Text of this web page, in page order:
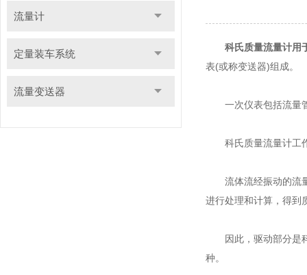
流量计
定量装车系统
流量变送器
科氏质量流量计用
表(或称变送器)组成。
一次仪表包括流量管
科氏质量流量计工作
流体流经振动的流量
进行处理和计算，得到
因此，驱动部分是科
种。